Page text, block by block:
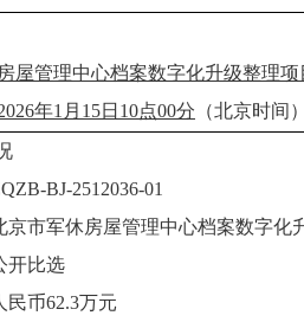
屋管理中心档案数字化升级整理项
年1月15日10点00分 （北京时间
BJ-2512036-01
市军休房屋管理中心档案数字化
比选
币62.3万元